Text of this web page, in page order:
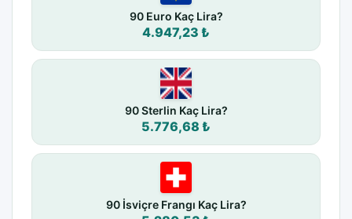
90 Euro Kaç Lira?
4.947,23 ₺
90 Sterlin Kaç Lira?
5.776,68 ₺
90 İsviçre Frangı Kaç Lira?